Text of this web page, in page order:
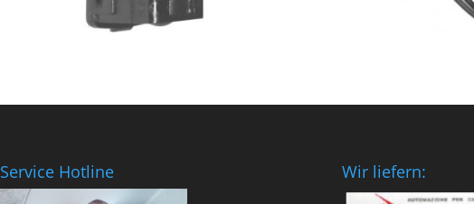
Service Hotline Wir liefern: